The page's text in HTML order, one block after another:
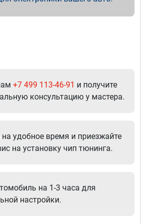
+7 499 113-46-91 и получите
консультацию у мастера.
удобное время и приезжайте
на установку чип тюнинга.
на 1-3 часа для
настройки.